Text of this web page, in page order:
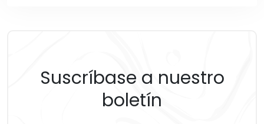
Suscríbase a nuestro
boletín